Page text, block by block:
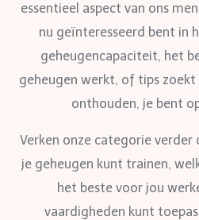
essentieel aspect van ons
nu geïnteresseerd bent in
geheugencapaciteit, het
geheugen werkt, of tips
onthouden, je bent
Verken onze categorie
je geheugen kunt trainen,
het beste voor jou
vaardigheden kunt